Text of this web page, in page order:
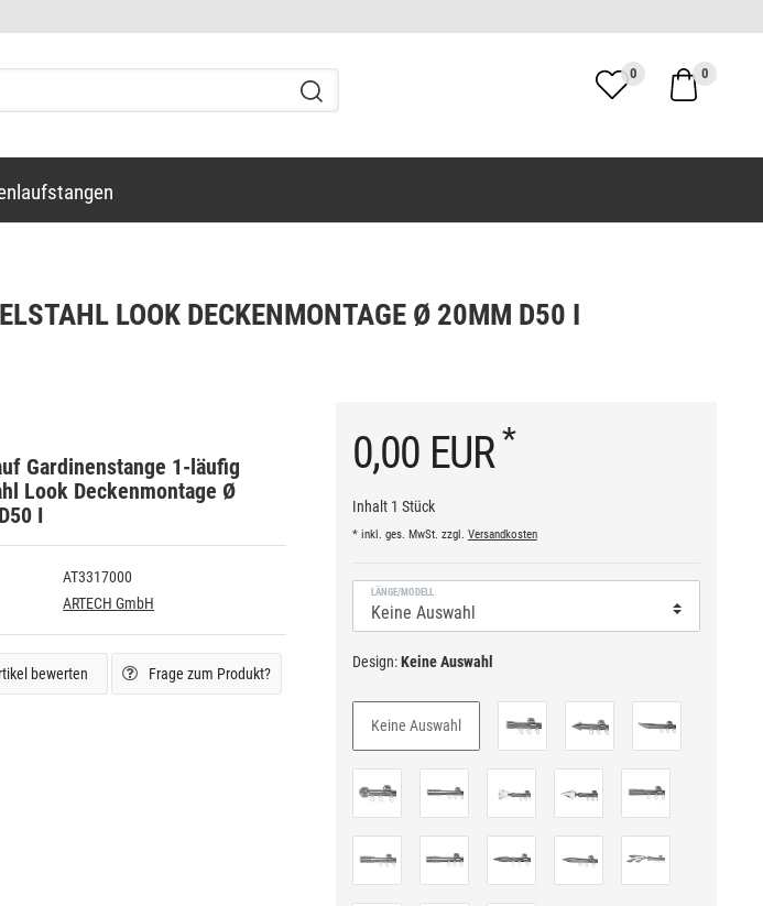
0
0
LOOK DECKENMONTAGE Ø 20MM D50 I
Gardinenstange 1-läufig
Look Deckenmontage Ø
I
AT3317000
ARTECH GmbH
bewerten Frage zum Produkt?
0,00 EUR*
Inhalt 1 Stück
* inkl. ges. MwSt. zzgl. Versandkosten
LÄNGE/MODELL
Design: Keine Auswahl
Keine Auswahl